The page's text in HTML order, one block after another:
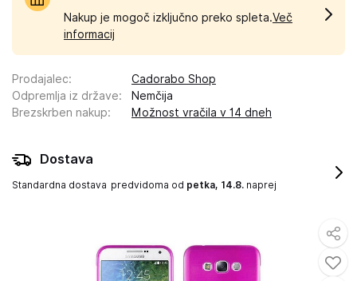
Nakup je mogoč izključno preko spleta.Več
informacij
Prodajalec:
Cadorabo Shop
Odpremlja iz države:
Nemčija
Brezskrben nakup: Možnost vračila v 14 dneh
Dostava
Standardna dostava predvidoma od petka, 14.8. naprej